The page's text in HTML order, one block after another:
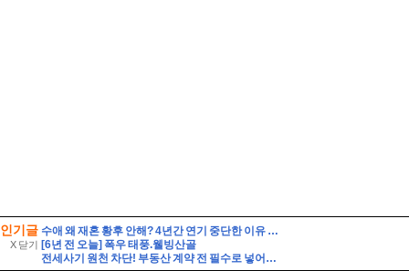
인기글
X 닫기
수애 왜 재혼 황후 안해? 4년간 연기 중단한 이유 ft 차기작
[6년 전 오늘] 폭우 태풍.웰빙산골
전세사기 원천 차단! 부동산 계약 전 필수로 넣어야 할 특약 문구 5가지와 등기부등본 해독법